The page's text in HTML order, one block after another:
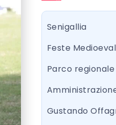
Senigallia
Feste
Parco
Gustando